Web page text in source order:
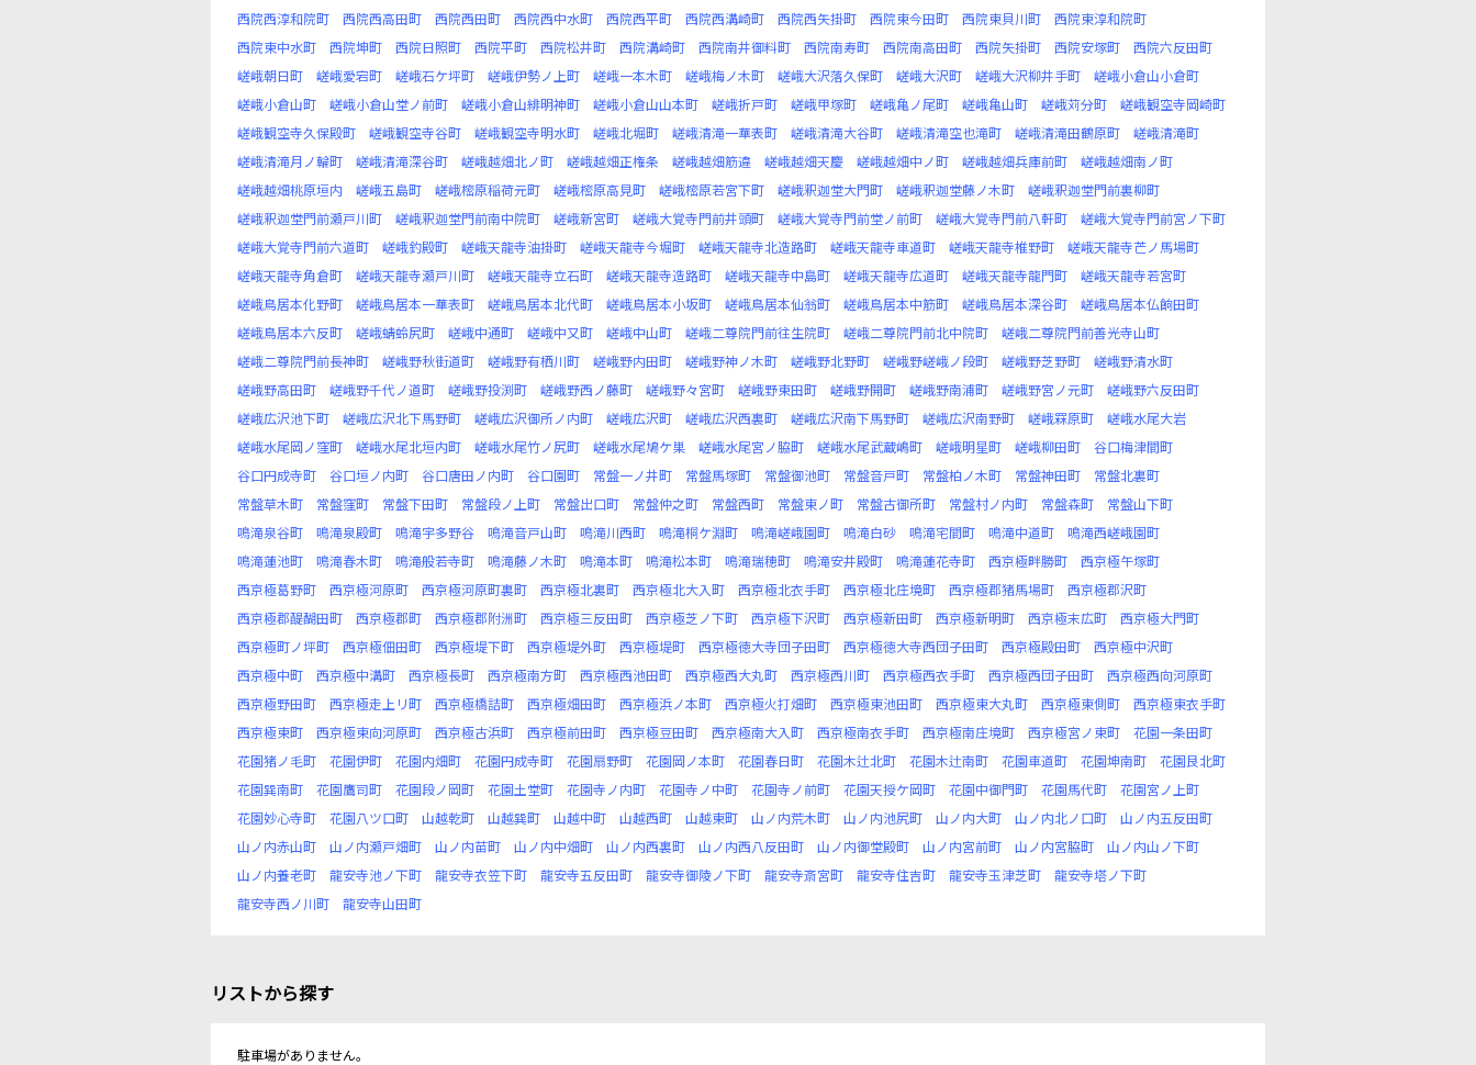
西院西淳和院町
西院西高田町 西院西田町 西院西中水町 西院西平町 西院西溝崎町 西院西矢掛町 西院東今田町 西院東貝川町
西院東淳和院町
西院東中水町
西院坤町 西院日照町 西院平町 西院松井町 西院溝崎町 西院南井御料町 西院南寿町 西院南高田町 西院矢掛町 西院安塚町
西院六反田町
嵯峨朝日町
嵯峨愛宕町 嵯峨石ケ坪町 嵯峨伊勢ノ上町 嵯峨一本木町 嵯峨梅ノ木町 嵯峨大沢落久保町 嵯峨大沢町 嵯峨大沢柳井手町
嵯峨小倉山小倉町
嵯峨小倉山町
嵯峨小倉山堂ノ前町 嵯峨小倉山緋明神町 嵯峨小倉山山本町 嵯峨折戸町 嵯峨甲塚町 嵯峨亀ノ尾町 嵯峨亀山町 嵯峨苅分町
嵯峨観空寺岡崎町
嵯峨観空寺久保殿町
嵯峨観空寺谷町 嵯峨観空寺明水町 嵯峨北堀町 嵯峨清滝一華表町 嵯峨清滝大谷町 嵯峨清滝空也滝町 嵯峨清滝田鶴原町
嵯峨清滝町
嵯峨清滝月ノ輪町
嵯峨清滝深谷町 嵯峨越畑北ノ町 嵯峨越畑正権条 嵯峨越畑筋違 嵯峨越畑天慶 嵯峨越畑中ノ町 嵯峨越畑兵庫前町
嵯峨越畑南ノ町
嵯峨越畑桃原垣内
嵯峨五島町 嵯峨樒原稲荷元町 嵯峨樒原高見町 嵯峨樒原若宮下町 嵯峨釈迦堂大門町 嵯峨釈迦堂藤ノ木町
嵯峨釈迦堂門前裏柳町
嵯峨釈迦堂門前瀬戸川町
嵯峨釈迦堂門前南中院町 嵯峨新宮町 嵯峨大覚寺門前井頭町 嵯峨大覚寺門前堂ノ前町 嵯峨大覚寺門前八軒町
嵯峨大覚寺門前宮ノ下町
嵯峨大覚寺門前六道町
嵯峨釣殿町 嵯峨天龍寺油掛町 嵯峨天龍寺今堀町 嵯峨天龍寺北造路町 嵯峨天龍寺車道町 嵯峨天龍寺椎野町
嵯峨天龍寺芒ノ馬場町
嵯峨天龍寺角倉町
嵯峨天龍寺瀬戸川町 嵯峨天龍寺立石町 嵯峨天龍寺造路町 嵯峨天龍寺中島町 嵯峨天龍寺広道町 嵯峨天龍寺龍門町
嵯峨天龍寺若宮町
嵯峨鳥居本化野町
嵯峨鳥居本一華表町 嵯峨鳥居本北代町 嵯峨鳥居本小坂町 嵯峨鳥居本仙翁町 嵯峨鳥居本中筋町 嵯峨鳥居本深谷町
嵯峨鳥居本仏餉田町
嵯峨鳥居本六反町
嵯峨蜻蛉尻町 嵯峨中通町 嵯峨中又町 嵯峨中山町 嵯峨二尊院門前往生院町 嵯峨二尊院門前北中院町
嵯峨二尊院門前善光寺山町
嵯峨二尊院門前長神町
嵯峨野秋街道町 嵯峨野有栖川町 嵯峨野内田町 嵯峨野神ノ木町 嵯峨野北野町 嵯峨野嵯峨ノ段町 嵯峨野芝野町
嵯峨野清水町
嵯峨野高田町
嵯峨野千代ノ道町 嵯峨野投渕町 嵯峨野西ノ藤町 嵯峨野々宮町 嵯峨野東田町 嵯峨野開町 嵯峨野南浦町 嵯峨野宮ノ元町
嵯峨野六反田町
嵯峨広沢池下町
嵯峨広沢北下馬野町 嵯峨広沢御所ノ内町 嵯峨広沢町 嵯峨広沢西裏町 嵯峨広沢南下馬野町 嵯峨広沢南野町 嵯峨罧原町
嵯峨水尾大岩
嵯峨水尾岡ノ窪町
嵯峨水尾北垣内町 嵯峨水尾竹ノ尻町 嵯峨水尾鳩ケ巣 嵯峨水尾宮ノ脇町 嵯峨水尾武蔵嶋町 嵯峨明星町 嵯峨柳田町
谷口梅津間町
谷口円成寺町
谷口垣ノ内町 谷口唐田ノ内町 谷口園町 常盤一ノ井町 常盤馬塚町 常盤御池町 常盤音戸町 常盤柏ノ木町 常盤神田町
常盤北裏町
常盤草木町
常盤窪町 常盤下田町 常盤段ノ上町 常盤出口町 常盤仲之町 常盤西町 常盤東ノ町 常盤古御所町 常盤村ノ内町 常盤森町
常盤山下町
鳴滝泉谷町
鳴滝泉殿町 鳴滝宇多野谷 鳴滝音戸山町 鳴滝川西町 鳴滝桐ケ淵町 鳴滝嵯峨園町 鳴滝白砂 鳴滝宅間町 鳴滝中道町
鳴滝西嵯峨園町
鳴滝蓮池町
鳴滝春木町 鳴滝般若寺町 鳴滝藤ノ木町 鳴滝本町 鳴滝松本町 鳴滝瑞穂町 鳴滝安井殿町 鳴滝蓮花寺町 西京極畔勝町
西京極午塚町
西京極葛野町
西京極河原町 西京極河原町裏町 西京極北裏町 西京極北大入町 西京極北衣手町 西京極北庄境町 西京極郡猪馬場町
西京極郡沢町
西京極郡醍醐田町
西京極郡町 西京極郡附洲町 西京極三反田町 西京極芝ノ下町 西京極下沢町 西京極新田町 西京極新明町 西京極末広町
西京極大門町
西京極町ノ坪町
西京極佃田町 西京極堤下町 西京極堤外町 西京極堤町 西京極徳大寺団子田町 西京極徳大寺西団子田町 西京極殿田町
西京極中沢町
西京極中町
西京極中溝町 西京極長町 西京極南方町 西京極西池田町 西京極西大丸町 西京極西川町 西京極西衣手町 西京極西団子田町
西京極西向河原町
西京極野田町
西京極走上リ町 西京極橋詰町 西京極畑田町 西京極浜ノ本町 西京極火打畑町 西京極東池田町 西京極東大丸町 西京極東側町
西京極東衣手町
西京極東町
西京極東向河原町 西京極古浜町 西京極前田町 西京極豆田町 西京極南大入町 西京極南衣手町 西京極南庄境町 西京極宮ノ東町
花園一条田町
花園猪ノ毛町
花園伊町 花園内畑町 花園円成寺町 花園扇野町 花園岡ノ本町 花園春日町 花園木辻北町 花園木辻南町 花園車道町 花園坤南町
花園艮北町
花園巽南町
花園鷹司町 花園段ノ岡町 花園土堂町 花園寺ノ内町 花園寺ノ中町 花園寺ノ前町 花園天授ケ岡町 花園中御門町 花園馬代町
花園宮ノ上町
花園妙心寺町
花園八ツ口町 山越乾町 山越巽町 山越中町 山越西町 山越東町 山ノ内荒木町 山ノ内池尻町 山ノ内大町 山ノ内北ノ口町
山ノ内五反田町
山ノ内赤山町
山ノ内瀬戸畑町 山ノ内苗町 山ノ内中畑町 山ノ内西裏町 山ノ内西八反田町 山ノ内御堂殿町 山ノ内宮前町 山ノ内宮脇町
山ノ内山ノ下町
山ノ内養老町
龍安寺池ノ下町 龍安寺衣笠下町 龍安寺五反田町 龍安寺御陵ノ下町 龍安寺斎宮町 龍安寺住吉町 龍安寺玉津芝町
龍安寺塔ノ下町
龍安寺西ノ川町
龍安寺山田町
リストから探す
駐車場がありません。